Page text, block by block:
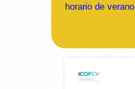
horario de verano